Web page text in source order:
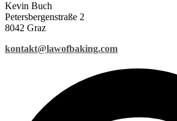
Kevin Buch
Petersbergenstraße 2
8042 Graz
kontakt@lawofbaking.com